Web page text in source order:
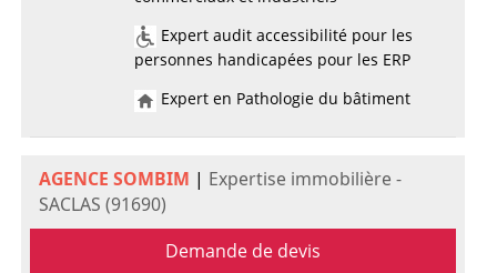
Expert audit accessibilité pour les
personnes handicapées pour les ERP
Expert en Pathologie du bâtiment
AGENCE SOMBIM | Expertise immobilière -
SACLAS (91690)
Demande de devis